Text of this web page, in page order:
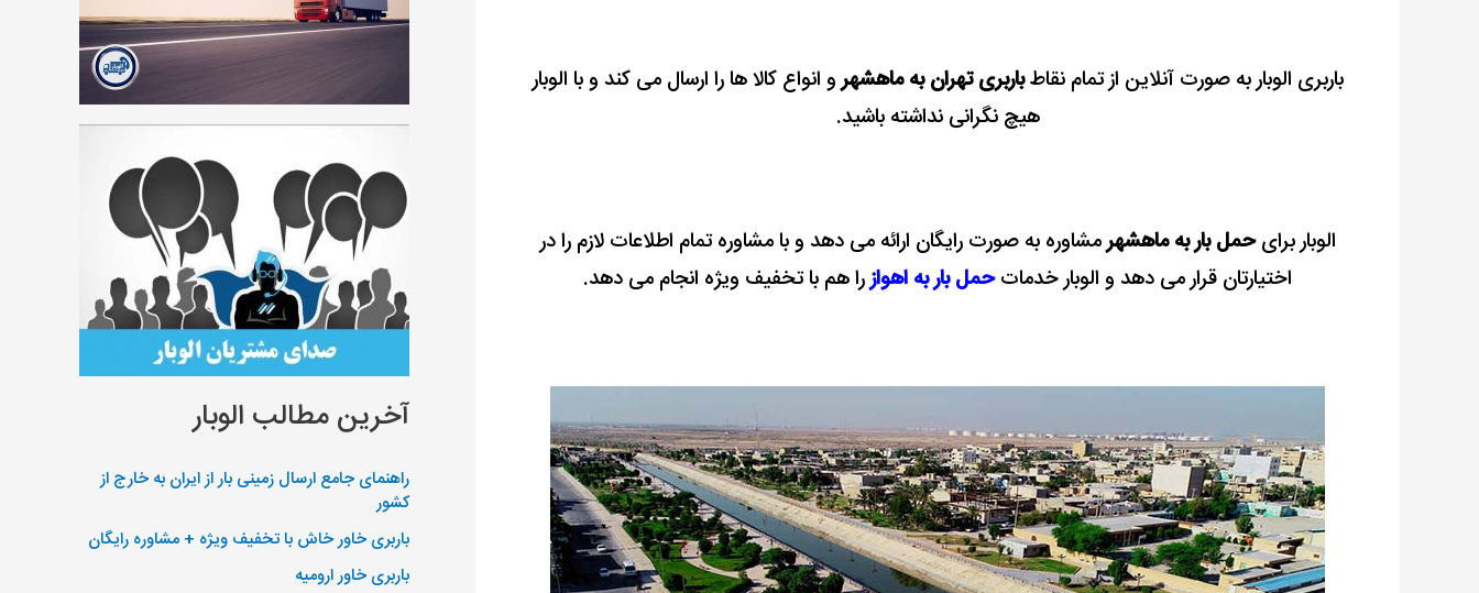
باربری الوبار به صورت آنلاین از تمام نقاطباربری تهران به ماهشهرو انواع کالا ها را ارسال می کند و با الوبار
هیچ نگرانی نداشته باشید.
الوبار برایحمل بار به ماهشهرمشاوره به صورت رایگان ارائه می دهد و با مشاوره تمام اطلاعات لازم را در
اختیارتان قرار می دهد و الوبار خدماتحمل بار به اهوازرا هم با تخفیف ویژه انجام می دهد.
آخرین مطالب الوبار
راهنمای جامع ارسال زمینی بار از ایران به خارج از
کشور
باربری خاور خاش با تخفیف ویژه + مشاوره رایگان
باربری خاور ارومیه